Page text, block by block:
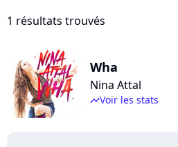
1 résultats trouvés
Wha
Nina Attal
timelineVoir les stats